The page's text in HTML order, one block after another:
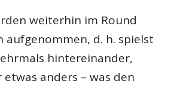
weiterhin im Round
aufgenommen, d. h. spielst
hintereinander,
anders – was den